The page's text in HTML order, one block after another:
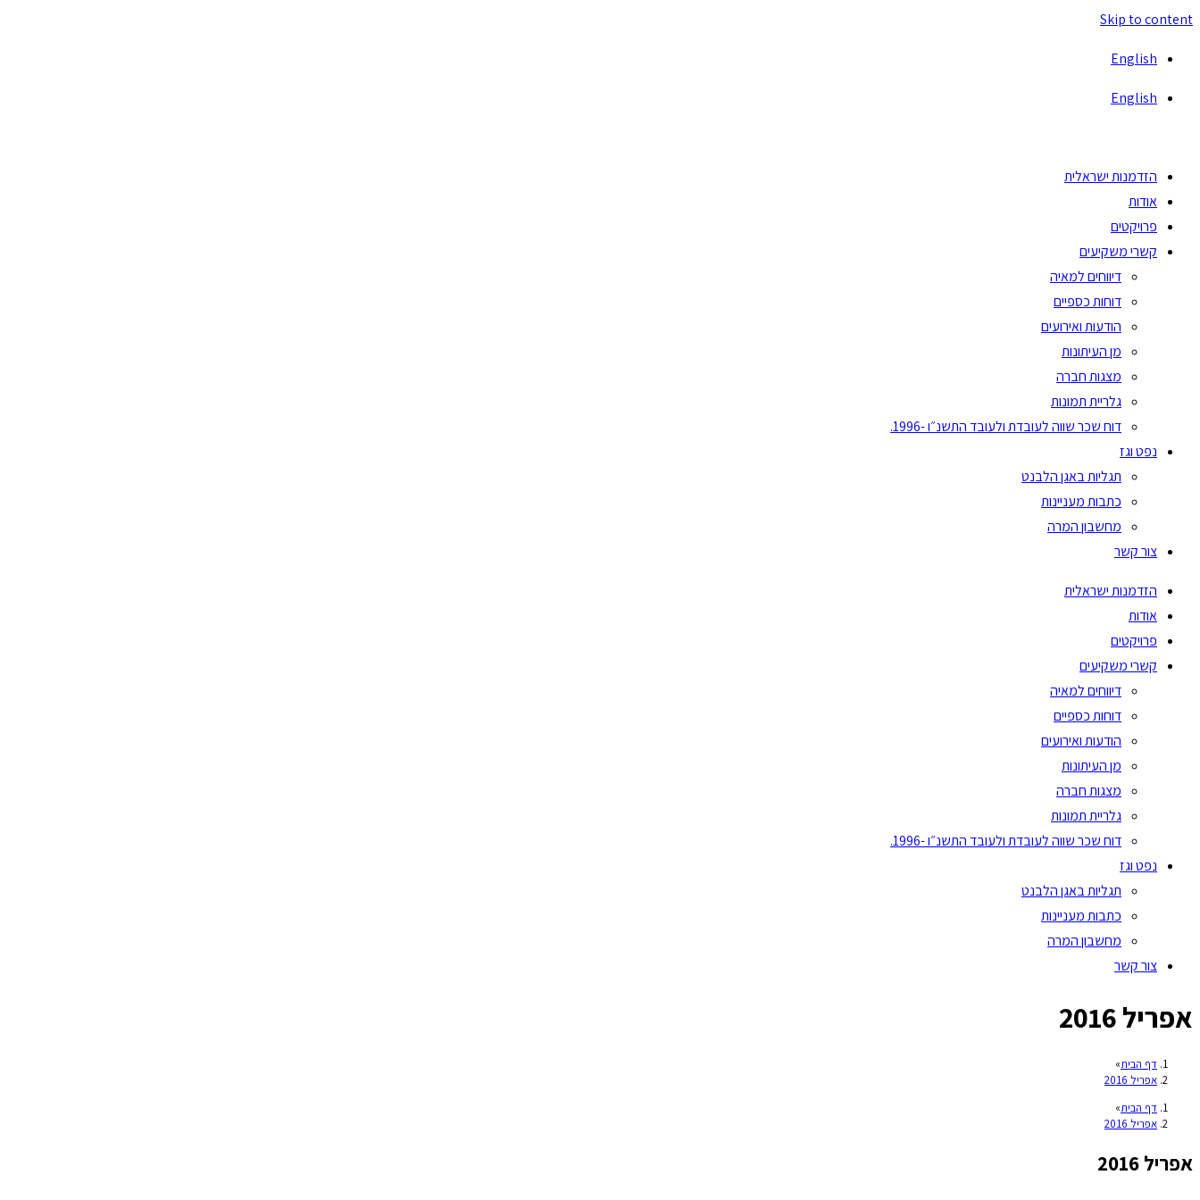
Skip to content
English
English
הזדמנות ישראלית
אודות
פרויקטים
קשרי משקיעים
דיווחים למאיה
דוחות כספיים
הודעות ואירועים
מן העיתונות
מצגות חברה
גלריית תמונות
דוח שכר שווה לעובדת ולעובד התשנ״ו -1996.
נפט וגז
תגליות באגן הלבנט
כתבות מעניינות
מחשבון המרה
צור קשר
הזדמנות ישראלית
אודות
פרויקטים
קשרי משקיעים
דיווחים למאיה
דוחות כספיים
הודעות ואירועים
מן העיתונות
מצגות חברה
גלריית תמונות
דוח שכר שווה לעובדת ולעובד התשנ״ו -1996.
נפט וגז
תגליות באגן הלבנט
כתבות מעניינות
מחשבון המרה
צור קשר
אפריל 2016
דף הבית»
אפריל 2016
דף הבית»
אפריל 2016
אפריל 2016